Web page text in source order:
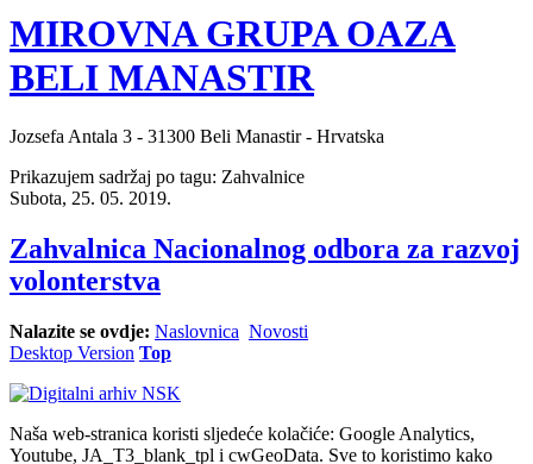
MIROVNA GRUPA OAZA
BELI MANASTIR
Jozsefa Antala 3 - 31300 Beli Manastir - Hrvatska
Prikazujem sadržaj po tagu: Zahvalnice
Subota, 25. 05. 2019.
Zahvalnica Nacionalnog odbora za razvoj
volonterstva
Nalazite se ovdje: Naslovnica Novosti
Desktop Version Top
Naša web-stranica koristi sljedeće kolačiće: Google Analytics,
Youtube, JA_T3_blank_tpl i cwGeoData. Sve to koristimo kako